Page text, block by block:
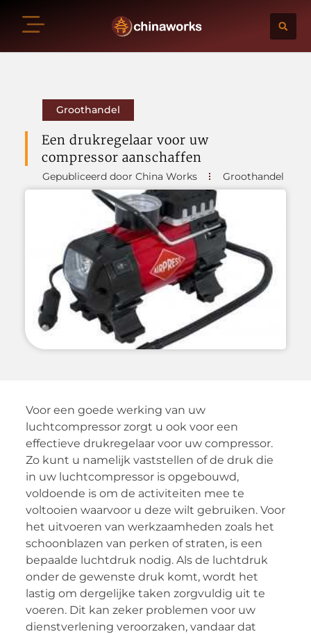
Groothandel
Een drukregelaar voor uw
compressor aanschaffen
Gepubliceerd door China Works Groothandel
Voor een goede werking van uw
luchtcompressor zorgt u ook voor een
effectieve drukregelaar voor uw compressor.
Zo kunt u namelijk vaststellen of de druk die
in uw luchtcompressor is opgebouwd,
voldoende is om de activiteiten mee te
voltooien waarvoor u deze wilt gebruiken. Voor
het uitvoeren van werkzaamheden zoals het
schoonblazen van perken of straten, is een
bepaalde luchtdruk nodig. Als de luchtdruk
onder de gewenste druk komt, wordt het
lastig om dergelijke taken zorgvuldig uit te
voeren. Dit kan zeker problemen voor uw
dienstverlening veroorzaken, vandaar dat